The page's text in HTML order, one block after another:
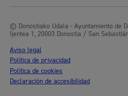
© Donostiako Udala - Ayuntamiento de
Ijentea 1, 20003 Donostia / San
Aviso legal
Política de privacidad
Política de cookies
Declaración de accesibilidad